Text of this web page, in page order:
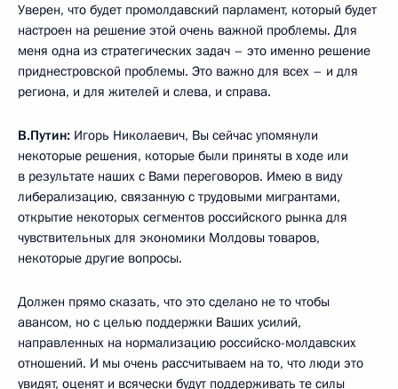
Уверен, что будет промолдавский парламент, который будет
настроен на решение этой очень важной проблемы. Для
меня одна из стратегических задач – это именно решение
приднестровской проблемы. Это важно для всех – и для
региона, и для жителей и слева, и справа.
В.Путин: Игорь Николаевич, Вы сейчас упомянули
некоторые решения, которые были приняты в ходе или
в результате наших с Вами переговоров. Имею в виду
либерализацию, связанную с трудовыми мигрантами,
открытие некоторых сегментов российского рынка для
чувствительных для экономики Молдовы товаров,
некоторые другие вопросы.
Должен прямо сказать, что это сделано не то чтобы
авансом, но с целью поддержки Ваших усилий,
направленных на нормализацию российско-молдавских
отношений. И мы очень рассчитываем на то, что люди это
увидят, оценят и всячески будут поддерживать те силы